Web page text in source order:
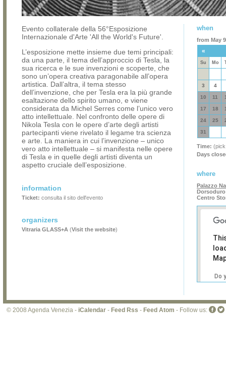
Evento collaterale della 56°Esposizione
Internazionale d'Arte 'All the World's Future'.
L’esposizione mette insieme due temi principali:
da una parte, il tema dell’approccio di Tesla, la
sua ricerca e le sue invenzioni e scoperte, che
sono un’opera creativa paragonabile all’opera
artistica. Dall’altra, il tema stesso
dell’invenzione, che per Tesla era la più grande
esaltazione dello spirito umano, e viene
considerata da Michel Serres come l’unico vero
atto intellettuale. Nel confronto delle opere di
Nikola Tesla con le opere d’arte degli artisti
partecipanti viene rivelato il legame tra scienza
e arte. La maniera in cui l’invenzione – unico
vero atto intellettuale – si manifesta nelle opere
di Tesla e in quelle degli artisti diventa un
aspetto cruciale dell’esposizione.
information
Ticket: consulta il sito dell'evento
organizers
Vitraria GLASS+A (Visit the website)
when
from May
«
Su Mo
3 4
10 11
17 18
24 25
31
Time:
Days
where
Palazzo
Dorsoduro
Centro
Do
© 2008 Agenda Venezia - iCalendar - Feed Rss - Feed Atom - Follow us: